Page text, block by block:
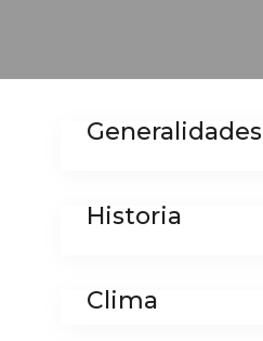
Generalidades
Historia
Clima